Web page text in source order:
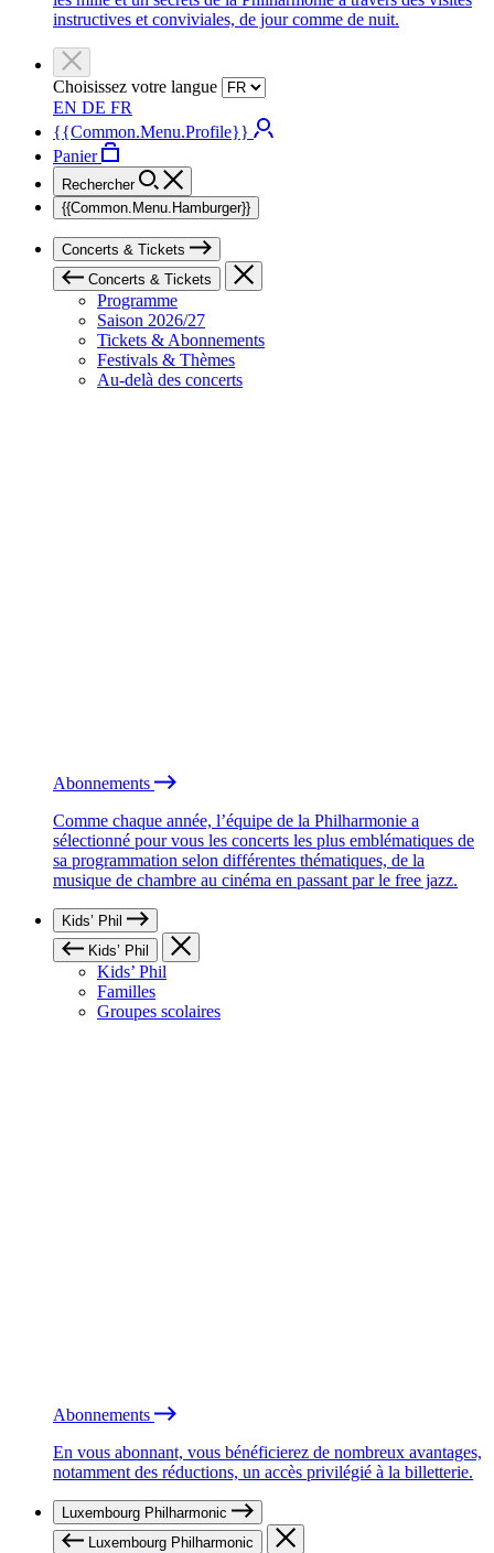
instructives et conviviales, de jour comme de nuit.
Choisissez votre langue
EN DE FR
{{Common.Menu.Profile}}
Panier
Rechercher
{{Common.Menu.Hamburger}}
Concerts & Tickets
Concerts & Tickets
Programme
Saison 2026/27
Tickets & Abonnements
Festivals & Thèmes
Au-delà des concerts
Abonnements
Comme chaque année, l’équipe de la Philharmonie a
sélectionné pour vous les concerts les plus emblématiques de
sa programmation selon différentes thématiques, de la
musique de chambre au cinéma en passant par le free jazz.
Kids’ Phil
Kids’ Phil
Kids’ Phil
Familles
Groupes scolaires
Abonnements
En vous abonnant, vous bénéficierez de nombreux avantages,
notamment des réductions, un accès privilégié à la billetterie.
Luxembourg Philharmonic
Luxembourg Philharmonic